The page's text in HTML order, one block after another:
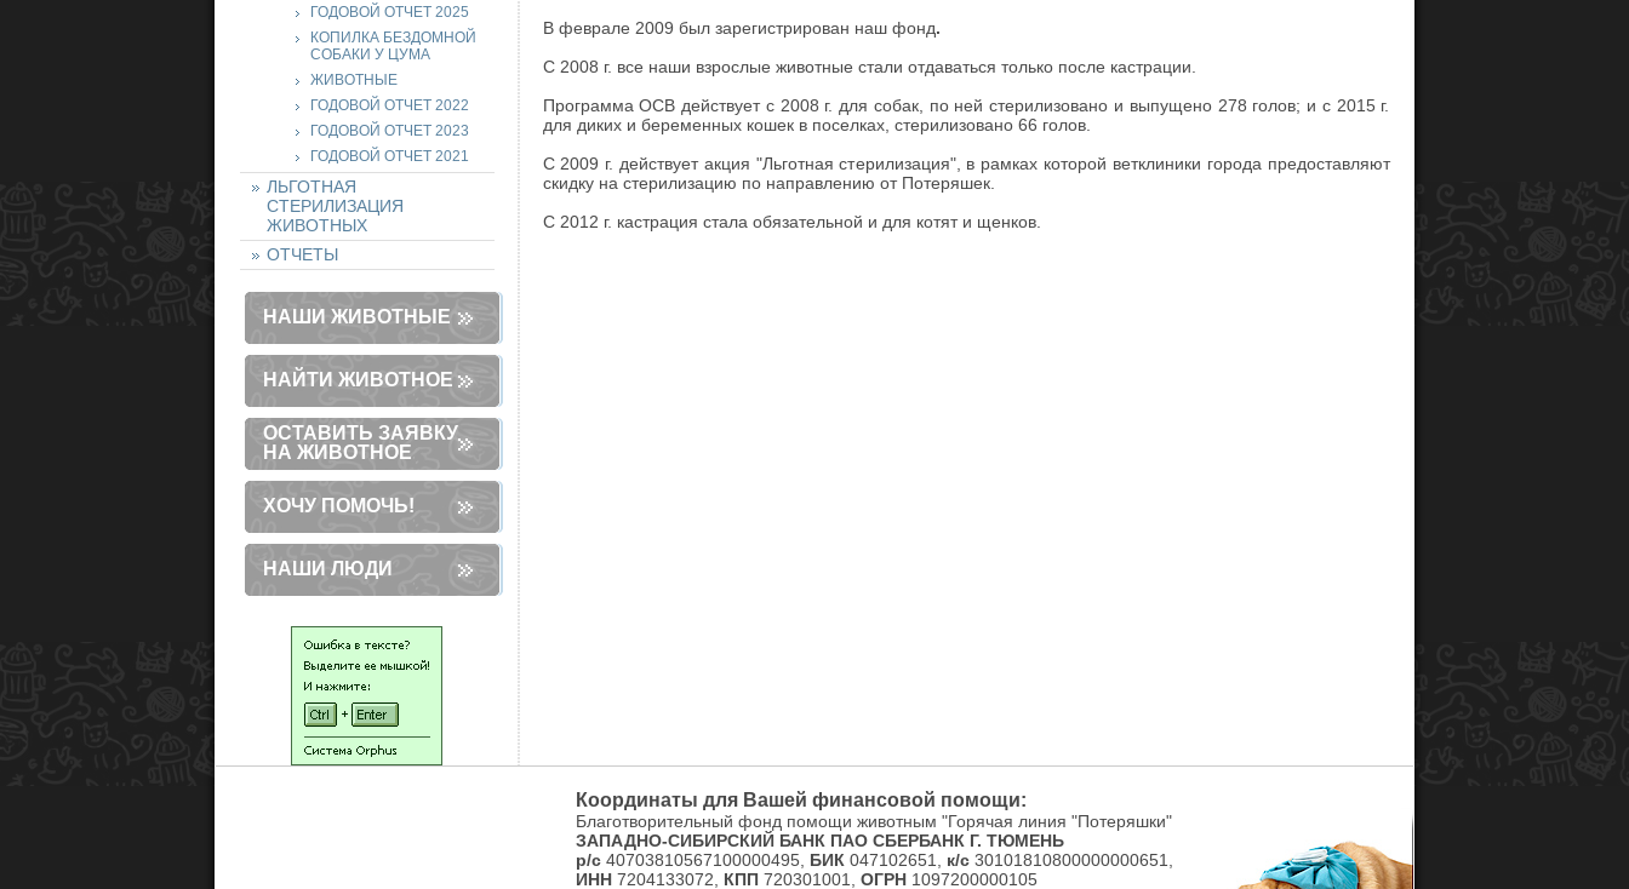
ГОДОВОЙ ОТЧЕТ 2025
КОПИЛКА БЕЗДОМНОЙ
СОБАКИ У ЦУМА
ЖИВОТНЫЕ
ГОДОВОЙ ОТЧЕТ 2022
ГОДОВОЙ ОТЧЕТ 2023
ГОДОВОЙ ОТЧЕТ 2021
ЛЬГОТНАЯ
СТЕРИЛИЗАЦИЯ
ЖИВОТНЫХ
ОТЧЕТЫ
НАШИ ЖИВОТНЫЕ
НАЙТИ ЖИВОТНОЕ
ОСТАВИТЬ ЗАЯВКУ
НА ЖИВОТНОЕ
ХОЧУ ПОМОЧЬ!
НАШИ ЛЮДИ
В феврале 2009 был зарегистрирован наш фонд.
С 2008 г. все наши взрослые животные стали отдаваться только после кастрации.
Программа ОСВ действует с 2008 г. для собак, по ней стерилизовано и выпущено 278 голов; и с 2015 г.
для диких и беременных кошек в поселках, стерилизовано 66 голов.
С 2009 г. действует акция "Льготная стерилизация", в рамках которой ветклиники города предоставляют
скидку на стерилизацию по направлению от Потеряшек.
С 2012 г. кастрация стала обязательной и для котят и щенков.
Координаты для Вашей финансовой помощи:
Благотворительный фонд помощи животным "Горячая линия "Потеряшки"
ЗАПАДНО-СИБИРСКИЙ БАНК ПАО СБЕРБАНК Г. ТЮМЕНЬ
р/с 40703810567100000495, БИК 047102651, к/с 30101810800000000651,
ИНН 7204133072, КПП 720301001, ОГРН 1097200000105